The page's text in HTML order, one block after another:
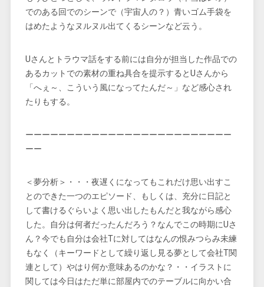
でのある回でのシーンで（宇宙人の？）青いゴム手袋を
はめたようなヌルヌル出てくるシーンなど云う。
Uさんとトラウマ話をする前には自分が担当した作品での
あるカットでの素材の重ね具合を提示するとUさんから
「へぇ～、こういう風になってたんだ～」など感心され
たりもする。
ーーーーーーーーーーーーーーーーーーーーーーーーー
ーー
＜夢分析＞・・・夜遅くになってもこれだけ思い出すこ
とのできた一つのエピソード、もしくは、充分に日記と
して書けるぐらいよく思い出したもんだと我ながら感心
した。自分は何者だったんだろう？なんでこの時期にUさ
ん？今でも自分は会社Tに対してはなんの恨みつらみ未練
もなく（キーワードとして繰り返し見る夢として会社T関
連として）やはり何か意味あるのかな？・・イラストに
関しては今日はただ単に部屋内でのテーブルに向かい合